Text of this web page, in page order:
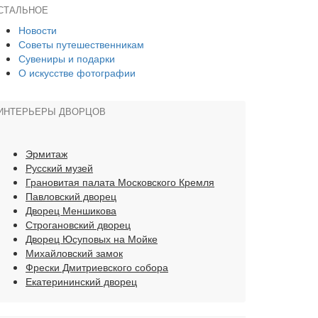
Новости
Советы путешественникам
Сувениры и подарки
О искусстве фотографии
ДВОРЦОВ
Эрмитаж
Русский музей
Грановитая палата Московского Кремля
Павловский дворец
Дворец Меншикова
Строгановский дворец
Дворец Юсуповых на Мойке
Михайловский замок
Фрески Дмитриевского собора
Екатерининский дворец